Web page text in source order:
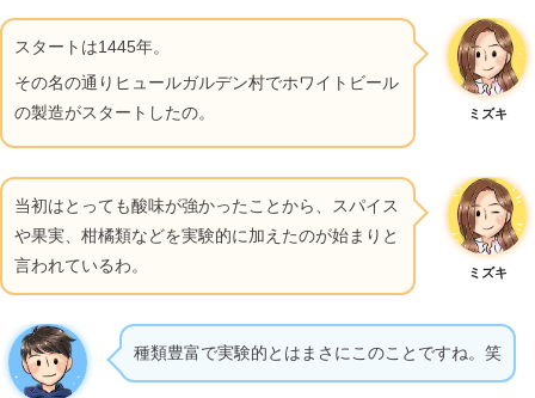
スタートは1445年。
その名の通りヒュールガルデン村でホワイトビール
の製造がスタートしたの。
ミズキ
当初はとっても酸味が強かったことから、スパイス
や果実、柑橘類などを実験的に加えたのが始まりと
言われているわ。
ミズキ
種類豊富で実験的とはまさにこのことですね。笑